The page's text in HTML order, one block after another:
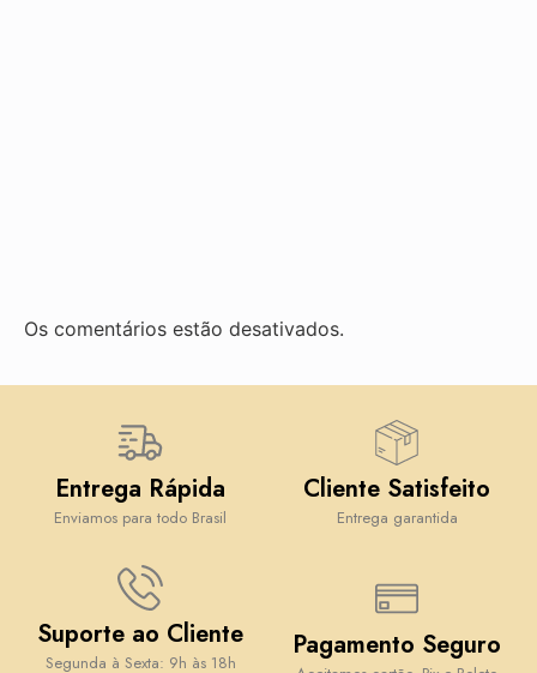
Os comentários estão desativados.
Entrega Rápida
Enviamos para todo Brasil
Cliente Satisfeito
Entrega garantida
Suporte ao Cliente
Segunda à Sexta: 9h às 18h
Pagamento Seguro